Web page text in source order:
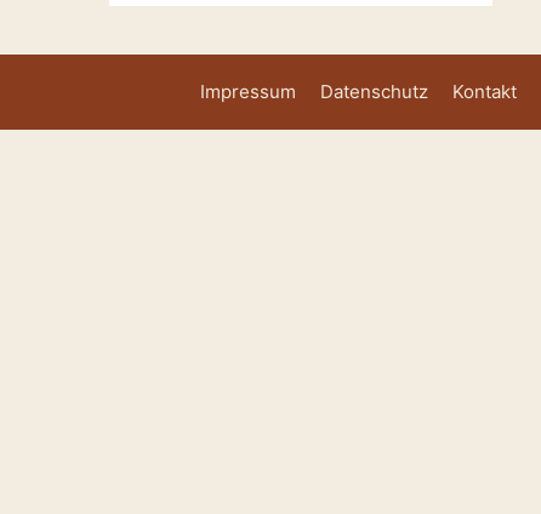
Impressum Datenschutz Kontakt